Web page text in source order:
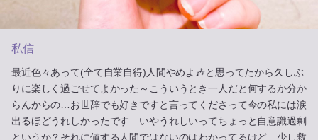
私信
最近色々あって(全て自業自得)人間やめよ🎶と思ってたから久しぶ
りに楽しく過ごせてよかった～こういうとき一人だと何するか分か
らんからの…お世辞でも好きですと言ってくださって今の私には涙
出るほどうれしかったです…いやうれしいってちょっと自意識過剰
というか？それに値する人間ではないのはわかってるけど…少し救